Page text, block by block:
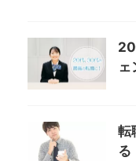
ェ
転
る